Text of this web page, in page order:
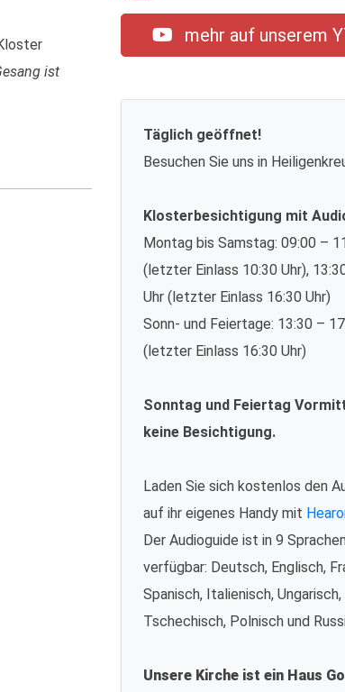
ist
mehr auf unserem
Täglich geöffnet!
Besuchen Sie uns in
Klosterbesichtigung mit
Montag bis Samstag: 09:00 –
(letzter Einlass 10:30 Uhr),
Uhr (letzter Einlass 16:30 Uhr)
Sonn- und Feiertage: 13:30 –
(letzter Einlass 16:30 Uhr)
Sonntag und Feiertag
keine Besichtigung.
Laden Sie sich kostenlos den
auf ihr eigenes Handy mit
Der Audioguide ist in 9
verfügbar: Deutsch, Englisch,
Spanisch, Italienisch, Ungarisch,
Tschechisch, Polnisch und
Unsere Kirche ist ein Haus